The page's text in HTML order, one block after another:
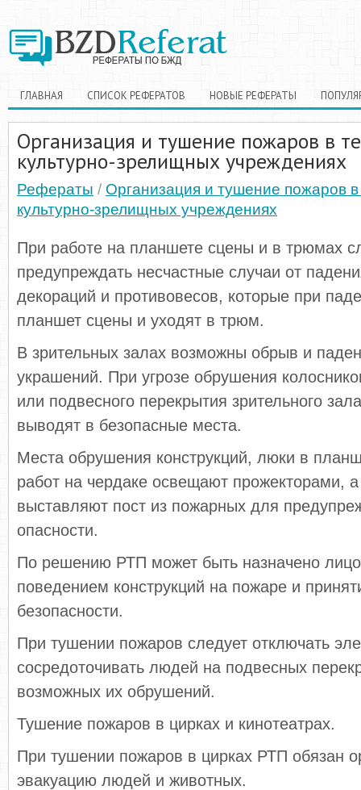
ГЛАВНАЯ СПИСОК РЕФЕРАТОВ НОВЫЕ РЕФЕРАТЫ
Организация и тушение пожаров в
культурно-зрелищных учреждениях
Рефераты / Организация и тушение пожаров в
культурно-зрелищных учреждениях
При работе на планшете сцены и в трюмах
предупреждать несчастные случаи от
декораций и противовесов, которые при
планшет сцены и уходят в трюм.
В зрительных залах возможны обрыв и
украшений. При угрозе обрушения
или подвесного перекрытия зрительного
выводят в безопасные места.
Места обрушения конструкций, люки в
работ на чердаке освещают прожекторами,
выставляют пост из пожарных для
опасности.
По решению РТП может быть назначено
поведением конструкций на пожаре и
безопасности.
При тушении пожаров следует отключать
сосредоточивать людей на подвесных
возможных их обрушений.
Тушение пожаров в цирках и кинотеатрах.
При тушении пожаров в цирках РТП обязан
эвакуацию людей и животных.